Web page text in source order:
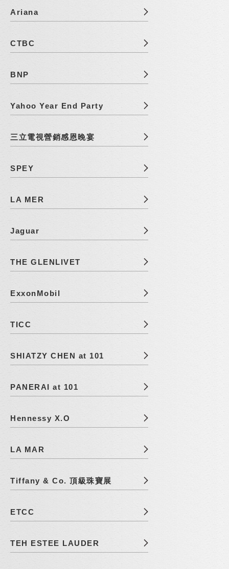
Ariana
CTBC
BNP
Yahoo Year End Party
三立電視營銷感恩晚宴
SPEY
LA MER
Jaguar
THE GLENLIVET
ExxonMobil
TICC
SHIATZY CHEN at 101
PANERAI at 101
Hennessy X.O
LA MAR
Tiffany & Co. 頂級珠寶展
ETCC
TEH ESTEE LAUDER